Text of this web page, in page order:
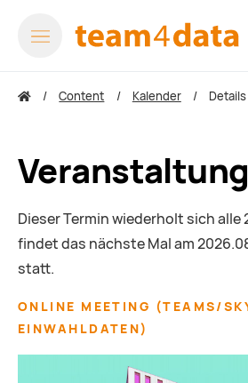
Content Kalender Details
Dieser Termin wiederholt sich alle
findet das nächste Mal am
statt.
ONLINE MEETING (TEAMS/
EINWAHLDATEN)